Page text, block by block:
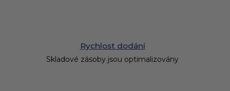
Rychlost dodání
Skladové zásoby jsou optimalizovány